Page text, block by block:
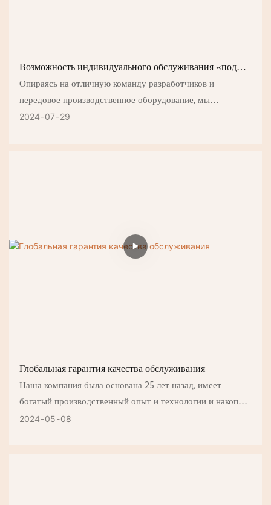
Возможность индивидуального обслуживания «под
ключ»
Опираясь на отличную команду разработчиков и
передовое производственное оборудование, мы
стремимся к совершенству, используем более
2024 07 29
Глобальная гарантия качества обслуживания
Наша компания была основана 25 лет назад, имеет
богатый производственный опыт и технологии и накопила
глубокие промышленные ресурсы. Предоставление
2024 05 08